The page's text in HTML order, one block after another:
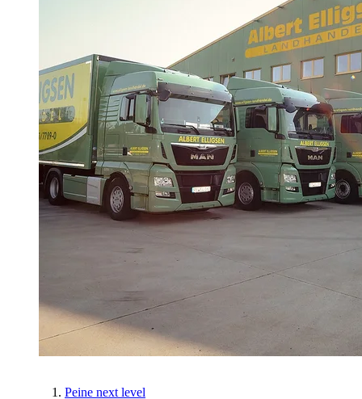
Peine next level